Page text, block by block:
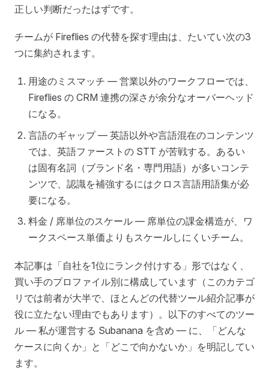
正しい判断だったはずです。
チームが Fireflies の代替を探す理由は、たいてい次の3
つに集約されます。
用途のミスマッチ — 営業以外のワークフローでは、
Fireflies の CRM 連携の深さが余分なオーバーヘッド
になる。
言語のギャップ — 英語以外や言語混在のコンテンツ
では、英語ファーストの STT が苦戦する。あるい
は固有名詞（ブランド名・専門用語）が多いコンテ
ンツで、認識を補強するにはクロス言語用語集が必
要になる。
料金 / 席単位のスケール — 席単位の課金構造が、ワ
ークスペース単価よりもスケールしにくいチーム。
本記事は「自社を1位にランク付けする」形ではなく、
買い手のプロファイル別に構成しています（このカテゴ
リでは前者が大半で、ほとんどの代替ツール紹介記事が
役に立たない理由でもあります）。以下のすべてのツー
ル — 私が運営する Subanana を含め — に、「どんな
ケースに向くか」と「どこで向かないか」を明記してい
ます。